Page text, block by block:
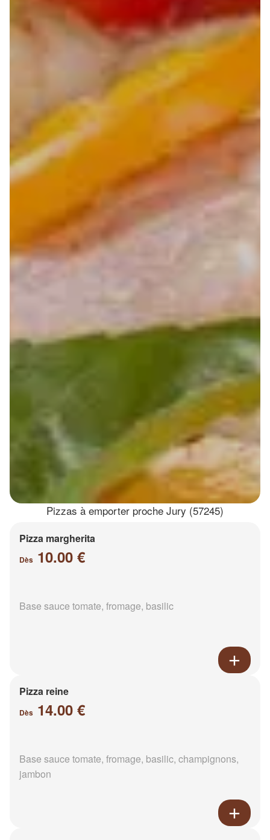
Pizzas à emporter proche Jury (57245)
Pizza margherita
Dès 10.00 €
Base sauce tomate, fromage, basilic
Pizza reine
Dès 14.00 €
Base sauce tomate, fromage, basilic, champignons,
jambon